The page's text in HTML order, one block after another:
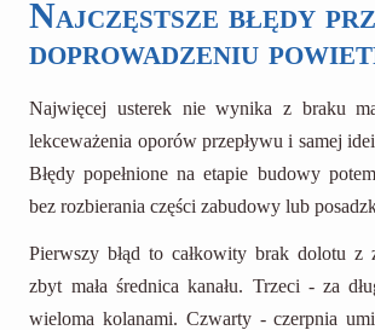
Najczęstsze błędy
doprowadzeniu
Najwięcej usterek nie wynika z braku
lekceważenia oporów przepływu i samej
Błędy popełnione na etapie budowy
bez rozbierania części zabudowy lub
Pierwszy błąd to całkowity brak dolotu z
zbyt mała średnica kanału. Trzeci - za
wieloma kolanami. Czwarty - czerpnia